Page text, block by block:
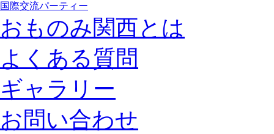
国際交流パーティー
おものみ関西とは
よくある質問
ギャラリー
お問い合わせ